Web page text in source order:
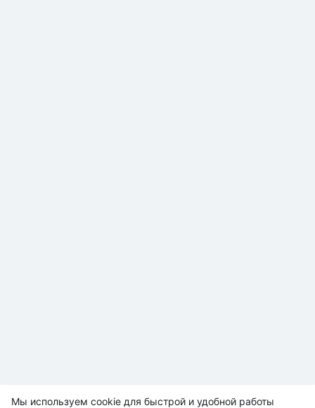
Мы используем cookie для быстрой и удобной работы